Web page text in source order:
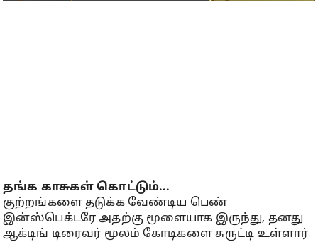
தங்க காசுகள் கொட்டும்...
குற்றங்களை தடுக்க வேண்டிய பெண்
இன்ஸ்பெக்டரே அதற்கு மூளையாக இருந்து, தனது
ஆக்டிங் டிரைவர் மூலம் கோடிகளை சுருட்டி உள்ளார்